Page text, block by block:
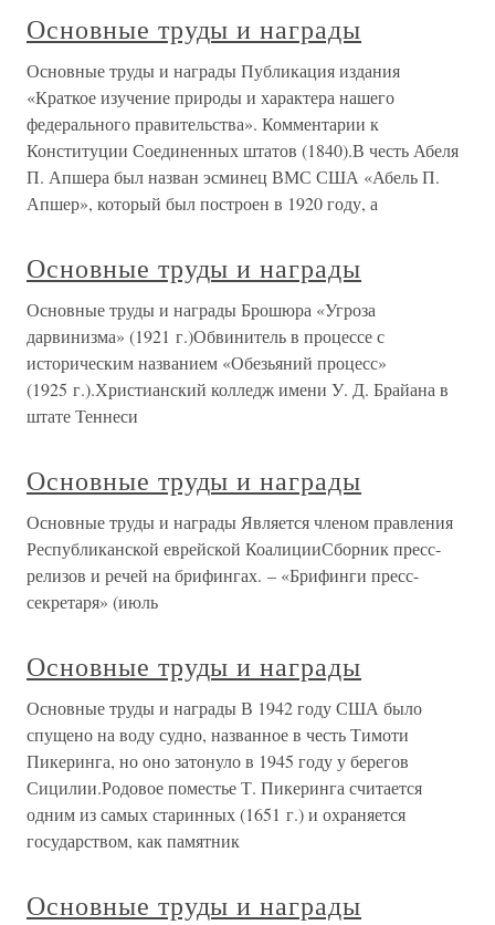
Основные труды и награды
Основные труды и награды Публикация издания
«Краткое изучение природы и характера нашего
федерального правительства». Комментарии к
Конституции Соединенных штатов (1840).В честь Абеля
П. Апшера был назван эсминец ВМС США «Абель П.
Апшер», который был построен в 1920 году, а
Основные труды и награды
Основные труды и награды Брошюра «Угроза
дарвинизма» (1921 г.)Обвинитель в процессе с
историческим названием «Обезьяний процесс»
(1925 г.).Христианский колледж имени У. Д. Брайана в
штате Теннеси
Основные труды и награды
Основные труды и награды Является членом правления
Республиканской еврейской КоалицииСборник пресс-
релизов и речей на брифингах. – «Брифинги пресс-
секретаря» (июль
Основные труды и награды
Основные труды и награды В 1942 году США было
спущено на воду судно, названное в честь Тимоти
Пикеринга, но оно затонуло в 1945 году у берегов
Сицилии.Родовое поместье Т. Пикеринга считается
одним из самых старинных (1651 г.) и охраняется
государством, как памятник
Основные труды и награды